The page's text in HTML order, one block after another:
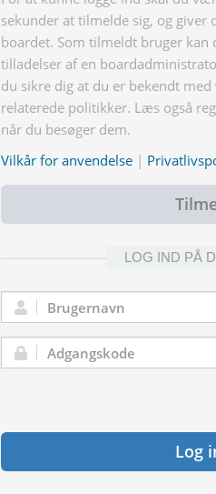
sekunder at tilmelde sig, og giver
boardet. Som tilmeldt bruger
tilladelser af en
du sikre dig at du er bekendt
relaterede politikker. Læs også
når du besøger dem.
Vilkår for anvendelse |
LOG IND PÅ
Brugernavn:
Adgangskode:
Log